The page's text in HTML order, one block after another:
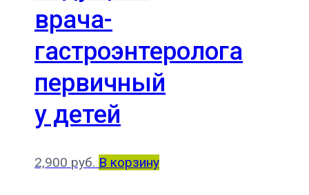
врача-
гастроэнтеролога
первичный
у детей
2,900 руб. В корзину